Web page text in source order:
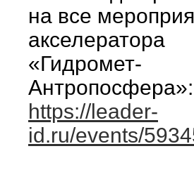
на все
акселератора
«Гидромет-
Антропосфера»:
https://leader-
id.ru/events/